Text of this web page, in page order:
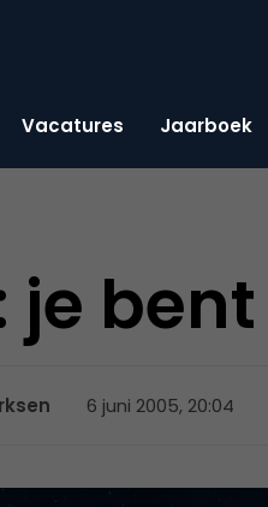
Vacatures Jaarboek
je
6 juni 2005, 20:04